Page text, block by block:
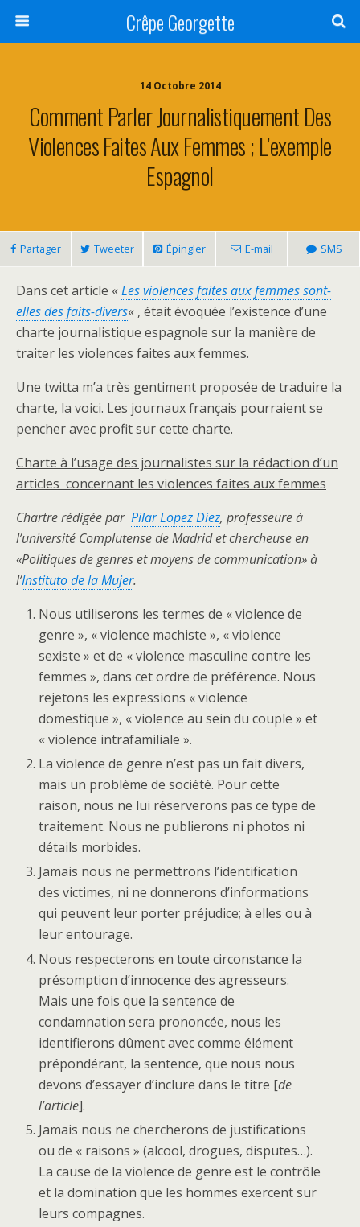
Crêpe Georgette
14 Octobre 2014
Comment Parler Journalistiquement Des
Violences Faites Aux Femmes ; L’exemple
Espagnol
Partager Tweeter Épingler E-mail SMS
Dans cet article «Les violences faites aux femmes sont-
elles des faits-divers« , était évoquée l’existence d’une
charte journalistique espagnole sur la manière de
traiter les violences faites aux femmes.
Une twitta m’a très gentiment proposée de traduire la
charte, la voici. Les journaux français pourraient se
pencher avec profit sur cette charte.
Charte à l’usage des journalistes sur la rédaction d’un
articles concernant les violences faites aux femmes
Chartre rédigée par Pilar Lopez Diez, professeure à
l’université Complutense de Madrid et chercheuse en
«Politiques de genres et moyens de communication» à
l’Instituto de la Mujer.
Nous utiliserons les termes de « violence de
genre », « violence machiste », « violence
sexiste » et de « violence masculine contre les
femmes », dans cet ordre de préférence. Nous
rejetons les expressions « violence
domestique », « violence au sein du couple » et
« violence intrafamiliale ».
La violence de genre n’est pas un fait divers,
mais un problème de société. Pour cette
raison, nous ne lui réserverons pas ce type de
traitement. Nous ne publierons ni photos ni
détails morbides.
Jamais nous ne permettrons l’identification
des victimes, ni ne donnerons d’informations
qui peuvent leur porter préjudice; à elles ou à
leur entourage.
Nous respecterons en toute circonstance la
présomption d’innocence des agresseurs.
Mais une fois que la sentence de
condamnation sera prononcée, nous les
identifierons dûment avec comme élément
prépondérant, la sentence, que nous nous
devons d’essayer d’inclure dans le titre [de
l’article].
Jamais nous ne chercherons de justifications
ou de « raisons » (alcool, drogues, disputes…).
La cause de la violence de genre est le contrôle
et la domination que les hommes exercent sur
leurs compagnes.